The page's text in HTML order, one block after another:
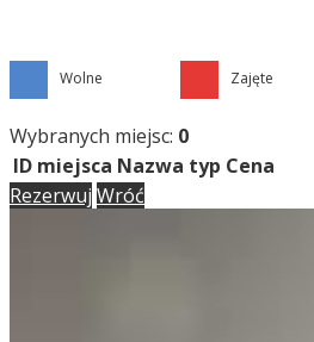
Wolne Zajęte
Wybranych miejsc: 0
ID miejsca Nazwa typ Cena
Rezerwuj Wróć